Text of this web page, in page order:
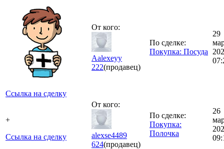
Ссылка на сделку
От кого:
Aalexeyy
222(продавец)
По сделке:
Покупка: Посуда
29
+
Ссылка на сделку
От кого:
alexse4489
624(продавец)
По сделке:
Покупка:
Полочка
26